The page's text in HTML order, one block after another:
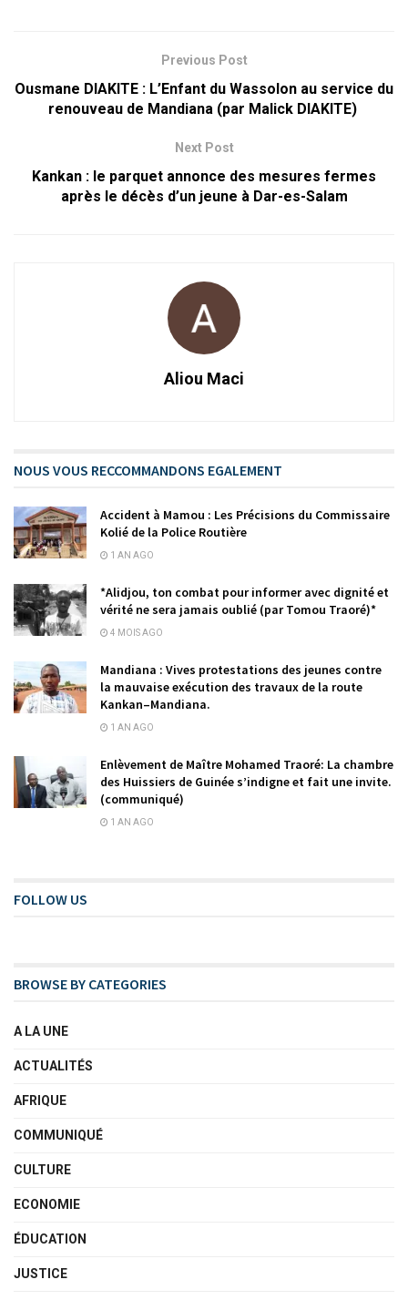
Previous Post
Ousmane DIAKITE : L’Enfant du Wassolon au service du
renouveau de Mandiana (par Malick DIAKITE)
Next Post
Kankan : le parquet annonce des mesures fermes
après le décès d’un jeune à Dar-es-Salam
Aliou Maci
NOUS VOUS RECCOMMANDONS EGALEMENT
Accident à Mamou : Les Précisions du Commissaire
Kolié de la Police Routière
1 AN AGO
*Alidjou, ton combat pour informer avec dignité et
vérité ne sera jamais oublié (par Tomou Traoré)*
4 MOIS AGO
Mandiana : Vives protestations des jeunes contre
la mauvaise exécution des travaux de la route
Kankan–Mandiana.
1 AN AGO
Enlèvement de Maître Mohamed Traoré: La chambre
des Huissiers de Guinée s’indigne et fait une invite.
(communiqué)
1 AN AGO
FOLLOW US
BROWSE BY CATEGORIES
A LA UNE
ACTUALITÉS
AFRIQUE
COMMUNIQUÉ
CULTURE
ECONOMIE
ÉDUCATION
JUSTICE